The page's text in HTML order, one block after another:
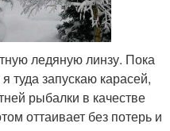
ледяную линзу. Пока
туда запускаю карасей,
рыбалки в качестве
оттаивает без потерь и